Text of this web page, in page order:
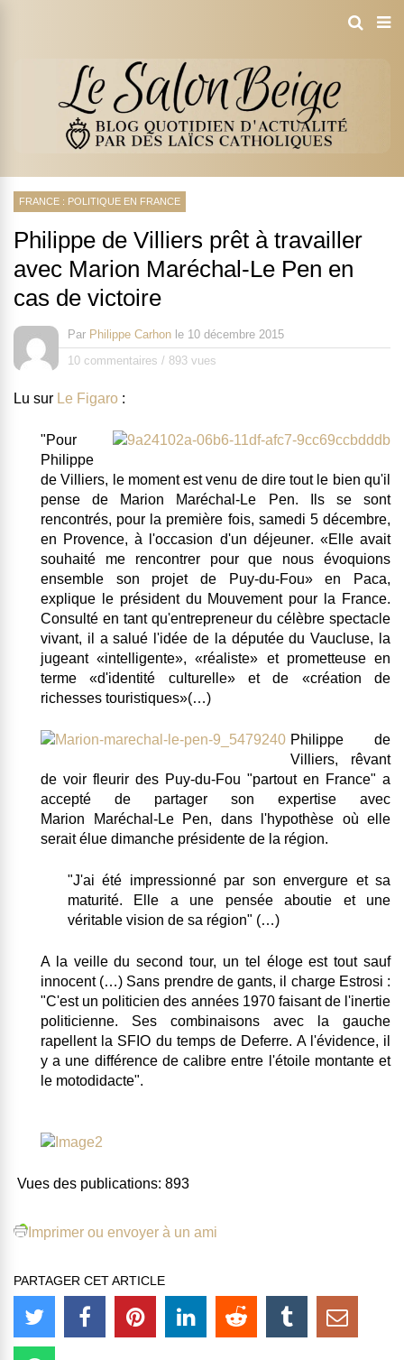
FRANCE : POLITIQUE EN FRANCE
Philippe de Villiers prêt à travailler
avec Marion Maréchal-Le Pen en
cas de victoire
Par Philippe Carhon le 10 décembre 2015
10 commentaires / 893 vues
Lu sur Le Figaro :
"Pour
Philippe
de Villiers, le moment est venu de dire tout le bien qu'il
pense de Marion Maréchal-Le Pen.
Ils se sont
rencontrés, pour la première fois, samedi 5 décembre,
en Provence, à l'occasion d'un déjeuner. «Elle avait
souhaité me rencontrer pour que nous évoquions
ensemble son projet de Puy-du-Fou» en Paca,
explique le président du Mouvement pour la France.
Consulté en tant qu'entrepreneur du célèbre spectacle
vivant, il a salué l'idée de la députée du Vaucluse, la
jugeant «intelligente», «réaliste» et prometteuse en
terme «d'identité culturelle» et de «création de
richesses touristiques»(…)
Philippe de
Villiers, rêvant
de voir fleurir des Puy-du-Fou "partout en France" a
accepté de partager son expertise avec
Marion Maréchal-Le Pen, dans l'hypothèse où elle
serait élue dimanche présidente de la région.
"J'ai été impressionné par son envergure et sa
maturité. Elle a une pensée aboutie et une
véritable vision de sa région" (…)
A la veille du second tour, un tel éloge est tout sauf
innocent (…) Sans prendre de gants, il charge Estrosi :
"C'est un politicien des années 1970 faisant de l'inertie
politicienne. Ses combinaisons avec la gauche
rapellent la SFIO du temps de Deferre. A l'évidence, il
y a une différence de calibre entre l'étoile montante et
le motodidacte".
Vues des publications: 893
Imprimer ou envoyer à un ami
PARTAGER CET ARTICLE